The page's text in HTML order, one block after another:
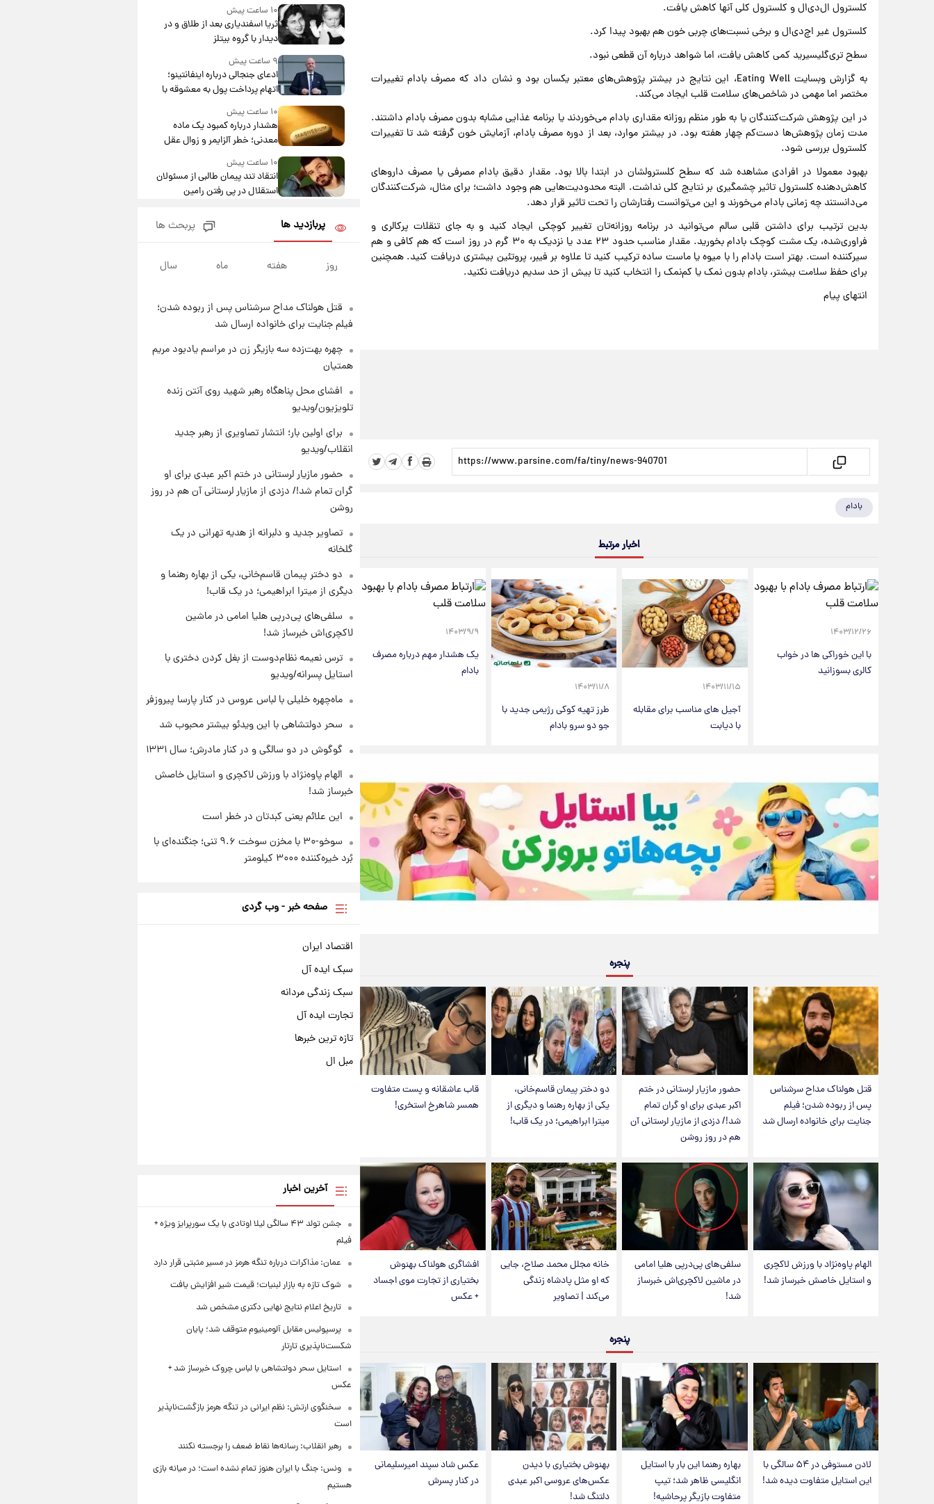
کلسترول ال‌دی‌ال و کلسترول کلی آنها کاهش یافت.
کلسترول غیر اچ‌دی‌ال و برخی نسبت‌های چربی خون هم بهبود پیدا کرد.
سطح تری‌گلیسیرید کمی کاهش یافت، اما شواهد درباره آن قطعی نبود.
‌به گزارش وبسایت Eating Well، این نتایج در بیشتر پژوهش‌های معتبر یکسان بود و نشان داد که مصرف بادام تغییرات
مختصر اما مهمی در شاخص‌های سلامت قلب ایجاد می‌کند.
در این پژوهش شرکت‌کنندگان یا به طور منظم روزانه مقداری بادام می‌خوردند یا برنامه غذایی مشابه بدون مصرف بادام داشتند.
مدت زمان پژوهش‌ها دست‌کم چهار هفته بود. در بیشتر موارد، بعد از دوره مصرف بادام، آزمایش خون گرفته شد تا تغییرات
کلسترول بررسی شود.
بهبود معمولا در افرادی مشاهده شد که سطح کلسترولشان در ابتدا بالا بود. مقدار دقیق بادام مصرفی یا مصرف داروهای
کاهش‌دهنده کلسترول تاثیر چشمگیری بر نتایج کلی نداشت. البته محدودیت‌هایی هم وجود داشت؛ برای مثال، شرکت‌کنندگان
می‌دانستند چه زمانی بادام می‌خورند و این می‌توانست رفتارشان را تحت تاثیر قرار دهد.
بدین ترتیب برای داشتن قلبی سالم می‌توانید در برنامه روزانه‌تان تغییر کوچکی ایجاد کنید و به جای تنقلات پرکالری و
فراوری‌شده، یک مشت کوچک بادام بخورید. مقدار مناسب حدود ۲۳ عدد یا نزدیک به ۳۰ گرم در روز است که هم کافی و هم
سیرکننده است. بهتر است بادام را با میوه یا ماست ساده ترکیب کنید تا علاوه بر فیبر، پروتئین بیشتری دریافت کنید. همچنین
برای حفظ سلامت بیشتر، بادام بدون نمک یا کم‌نمک را انتخاب کنید تا بیش از حد سدیم دریافت نکنید.
انتهای پیام
بادام
اخبار مرتبط
۱۴۰۳/۱۲/۲۶
با این خوراکی ها در خواب
کالری بسوزانید
۱۴۰۳/۱۱/۱۵
آجیل های مناسب برای مقابله
با دیابت
۱۴۰۳/۱۱/۸
طرز تهیه کوکی رژیمی جدید با
جو دو سرو بادام
۱۴۰۳/۹/۹
یک هشدار مهم درباره مصرف
بادام
پنجره
قتل هولناک مداح سرشناس
پس از ربوده شدن؛ فیلم
جنایت برای خانواده ارسال شد
حضور مازیار لرستانی در ختم
اکبر عبدی برای او گران تمام
شد!/ دزدی از مازیار لرستانی آن
هم در روز روشن
دو دختر پیمان قاسم‌خانی،
یکی از بهاره رهنما و دیگری از
میترا ابراهیمی؛ در یک قاب!
قاب عاشقانه و پست متفاوت
همسر شاهرخ استخری!
الهام پاوه‌نژاد با ورزش لاکچری
و استایل خاصش خبرساز شد!
سلفی‌های پی‌درپی هلیا امامی
در ماشین لاکچری‌اش خبرساز
شد!
خانه مجلل محمد صلاح، جایی
که او مثل پادشاه زندگی
می‌کند | تصاویر
افشاگری هولناک بهنوش
بختیاری از تجارت موی اجساد
+ عکس
پنجره
لادن مستوفی در ۵۴ سالگی با
این استایل متفاوت دیده شد!
بهاره رهنما این بار با استایل
انگلیسی ظاهر شد؛ تیپ
متفاوت بازیگر پرحاشیه!
بهنوش بختیاری با دیدن
عکس‌های عروسی اکبر عبدی
دلتنگ شد!
عکس شاد سپند امیرسلیمانی
در کنار پسرش
۱۰ ساعت پیش
ثریا اسفندیاری بعد از طلاق و در
دیدار با گروه بیتلز
۹ ساعت پیش
ادعای جنجالی درباره اینفانتینو؛
اتهام پرداخت پول به معشوقه با
درآمد یوفا
۱۰ ساعت پیش
هشدار درباره کمبود یک ماده
معدنی؛ خطر آلزایمر و زوال عقل
افزایش می‌یابد؟
۱۰ ساعت پیش
انتقاد تند پیمان طالبی از مسئولان
استقلال در پی رفتن رامین
قیمت گوشت گوساله و گوسفند
امروز شنبه ۱۷ مرداد ۱۴۰۵ +جدول
۱۱ ساعت پیش
۱۲ ساعت پیش
مرداد ۱۴۰۵ +جدول
سایپا امروز شنبه ۱۷ مرداد ۱۴۰۵
پربازدید ها پربحث ها
روز هفته ماه سال
قتل هولناک مداح سرشناس پس از ربوده شدن؛
فیلم جنایت برای خانواده ارسال شد
چهره بهت‌زده سه بازیگر زن در مراسم یادبود مریم
همتیان
افشای محل پناهگاه‌ رهبر شهید روی آنتن زنده
تلویزیون/ویدیو
برای اولین بار؛ انتشار تصاویری از رهبر جدید
انقلاب/ویدیو
حضور مازیار لرستانی در ختم اکبر عبدی برای او
گران تمام شد!/ دزدی از مازیار لرستانی آن هم در روز
روشن
تصاویر جدید و دلبرانه از هدیه تهرانی در یک
گلخانه
دو دختر پیمان قاسم‌خانی، یکی از بهاره رهنما و
دیگری از میترا ابراهیمی؛ در یک قاب!
سلفی‌های پی‌درپی هلیا امامی در ماشین
لاکچری‌اش خبرساز شد!
ترس نعیمه نظام‌دوست از بغل کردن دختری با
استایل پسرانه/ویدیو
ماه‌چهره خلیلی با لباس عروس در کنار پارسا پیروزفر
سحر دولتشاهی با این ویدئو بیشتر محبوب شد
گوگوش در دو سالگی و در کنار مادرش؛ سال ۱۳۳۱
الهام پاوه‌نژاد با ورزش لاکچری و استایل خاصش
خبرساز شد!
این علائم یعنی کبدتان در خطر است
سوخو-۳۰ با مخزن سوخت ۹.۶ تنی؛ جنگنده‌ای با
بُرد خیره‌کننده ۳۰۰۰ کیلومتر
صفحه خبر - وب گردی
اقتصاد ایران
سبک ایده آل
سبک زندگی مردانه
تجارت ایده آل
تازه ترین خبرها
مبل ال
آخرین اخبار
جشن تولد ۴۳ سالگی لیلا اوتادی با یک سورپرایز ویژه +
فیلم
عمان: مذاکرات درباره تنگه هرمز در مسیر مثبتی قرار دارد
شوک تازه به بازار لبنیات؛ قیمت شیر افزایش یافت
تاریخ اعلام نتایج نهایی دکتری مشخص شد
پرسپولیس مقابل آلومینیوم متوقف شد؛ پایان
شکست‌ناپذیری تارتار
استایل سحر دولتشاهی با لباس چروک خبرساز شد +
عکس
سخنگوی ارتش: نظم ایرانی در تنگه هرمز بازگشت‌ناپذیر
است
رهبر انقلاب: رسانه‌ها نقاط ضعف را برجسته نکنند
ونس: جنگ با ایران هنوز تمام نشده است؛ در میانه بازی
هستیم